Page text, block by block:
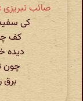
صائب تبریزی
کی
کف
دیده
چون
برق